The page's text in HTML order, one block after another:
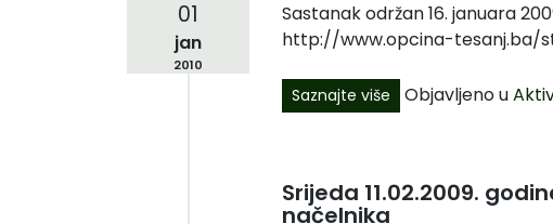
01
jan
2010
Sastanak održan 16. januara
http://www.opcina-tesanj.ba/
Saznajte više Objavljeno u
Srijeda 11.02.2009.
načelnika